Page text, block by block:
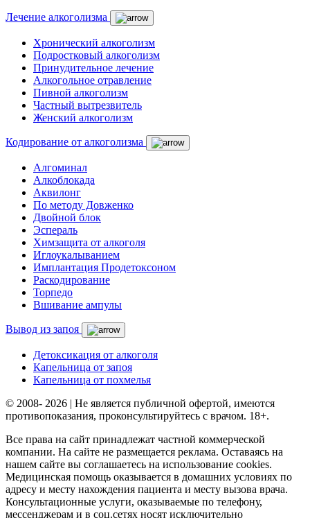
Лечение алкоголизма
Хронический алкоголизм
Подростковый алкоголизм
Принудительное лечение
Алкогольное отравление
Пивной алкоголизм
Частный вытрезвитель
Женский алкоголизм
Кодирование от алкоголизма
Алгоминал
Алкоблокада
Аквилонг
По методу Довженко
Двойной блок
Эспераль
Химзащита от алкоголя
Иглоукалыванием
Имплантация Продетоксоном
Раскодирование
Торпедо
Вшивание ампулы
Вывод из запоя
Детоксикация от алкоголя
Капельница от запоя
Капельница от похмелья
© 2008- 2026 | Не является публичной офертой, имеются
противопоказания, проконсультируйтесь с врачом. 18+.
Все права на сайт принадлежат частной коммерческой
компании. На сайте не размещается реклама. Оставаясь на
нашем сайте вы соглашаетесь на использование cookies.
Медицинская помощь оказывается в домашних условиях по
адресу и месту нахождения пациента и месту вызова врача.
Консультационные услуги, оказываемые по телефону,
мессенджерам и в соц.сетях носят исключительно